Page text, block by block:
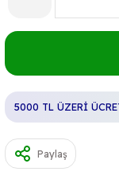
5000 TL ÜZERİ
Paylaş